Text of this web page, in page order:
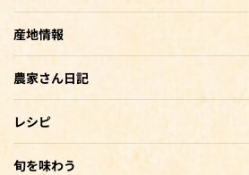
産地情報
農家さん日記
レシピ
旬を味わう